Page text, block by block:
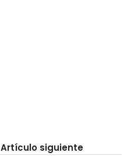
Artículo siguiente